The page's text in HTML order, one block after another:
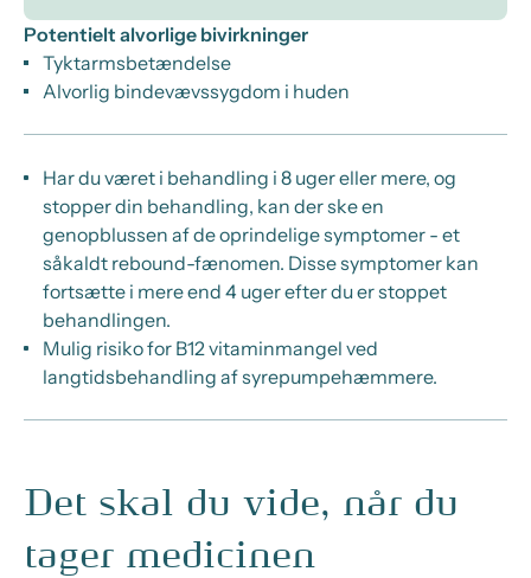
Potentielt alvorlige bivirkninger
Tyktarmsbetændelse
Alvorlig bindevævssygdom i huden
Har du været i behandling i 8 uger eller mere, og
stopper din behandling, kan der ske en
genopblussen af de oprindelige symptomer - et
såkaldt rebound-fænomen. Disse symptomer kan
fortsætte i mere end 4 uger efter du er stoppet
behandlingen.
Mulig risiko for B12 vitaminmangel ved
langtidsbehandling af syrepumpehæmmere.
Det skal du vide, når du
tager medicinen